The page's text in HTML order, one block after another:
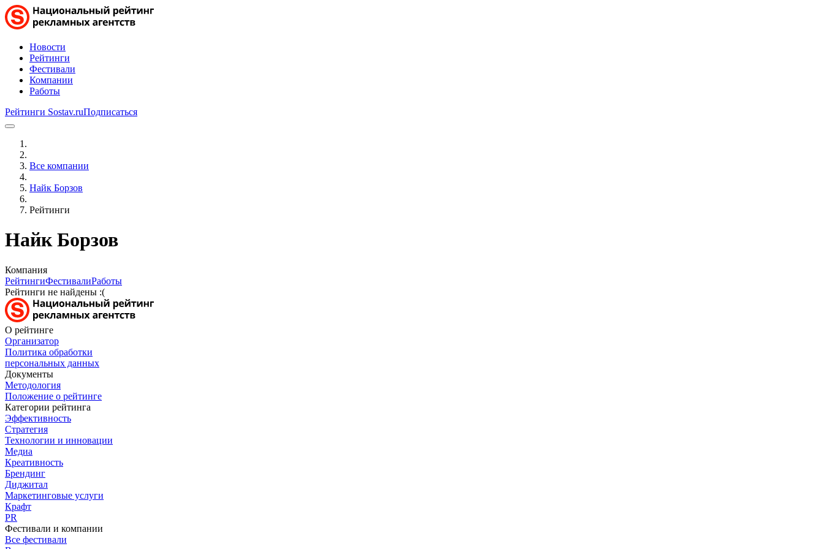
Новости
Рейтинги
Фестивали
Компании
Работы
Рейтинги Sostav.ruПодписаться
Все компании
Найк Борзов
Рейтинги
Найк Борзов
Компания
РейтингиФестивалиРаботы
Рейтинги не найдены :(
О рейтинге
Организатор
Политика обработки
персональных данных
Документы
Методология
Положение о рейтинге
Категории рейтинга
Эффективность
Стратегия
Технологии и инновации
Медиа
Креативность
Брендинг
Диджитал
Маркетинговые услуги
Крафт
PR
Фестивали и компании
Все фестивали